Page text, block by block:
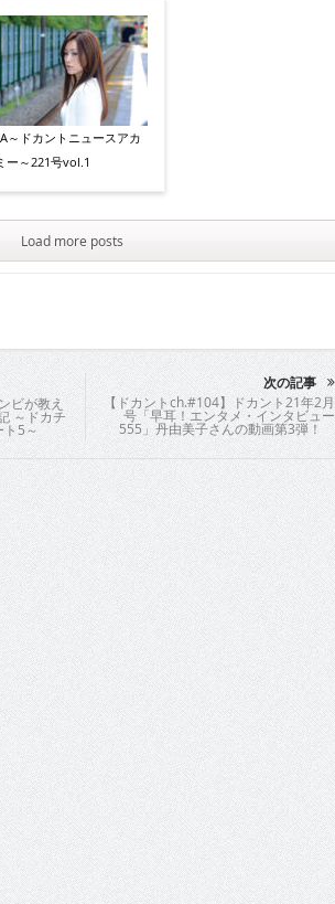
～ドカントニュースアカ
ー～221号vol.1
Load more posts
ビが教え
～ドカチ
ト5～
次の記事
【ドカントch.#104】ドカント21年2月
号「早耳！エンタメ・インタビュー
555」丹由美子さんの動画第3弾！